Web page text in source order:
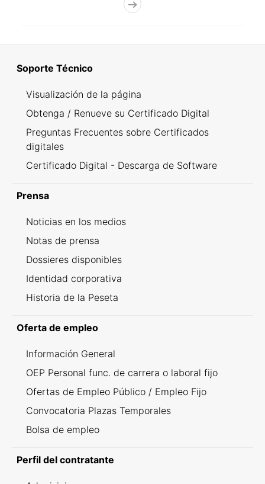
Soporte Técnico
Visualización de la página
Obtenga / Renueve su Certificado Digital
Preguntas Frecuentes sobre Certificados
digitales
Certificado Digital - Descarga de Software
Prensa
Noticias en los medios
Notas de prensa
Dossieres disponibles
Identidad corporativa
Historia de la Peseta
Oferta de empleo
Información General
OEP Personal func. de carrera o laboral fijo
Ofertas de Empleo Público / Empleo Fijo
Convocatoria Plazas Temporales
Bolsa de empleo
Perfil del contratante